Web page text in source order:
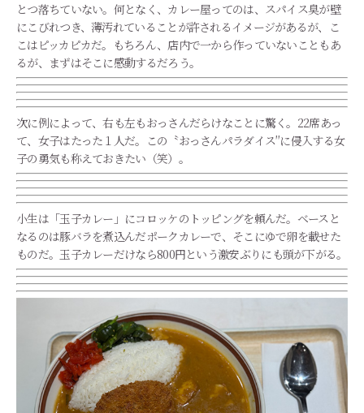
とつ落ちていない。何となく、カレー屋ってのは、スパイス臭が壁
にこびれつき、薄汚れていることが許されるイメージがあるが、こ
こはピッカピカだ。もちろん、店内で一から作っていないこともあ
るが、まずはそこに感動するだろう。
次に例によって、右も左もおっさんだらけなことに驚く。22席あっ
て、女子はたった１人だ。この〝おっさんパラダイス″に侵入する女
子の勇気も称えておきたい（笑）。
小生は「玉子カレー」にコロッケのトッピングを頼んだ。ベースと
なるのは豚バラを煮込んだポークカレーで、そこにゆで卵を載せた
ものだ。玉子カレーだけなら800円という激安ぶりにも頭が下がる。